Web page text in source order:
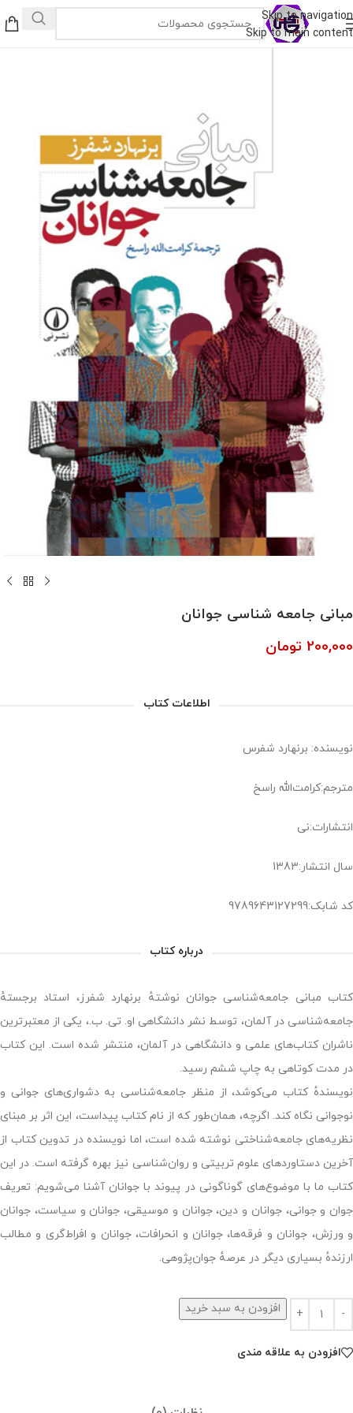
Skip to navigation
Skip to main content
مبانی جامعه شناسی جوانان
200,000 تومان
اطلاعات کتاب
نویسنده: برنهارد شفرس
مترجم:کرامت‌الله راسخ
انتشارات:نی
سال انتشار:1383
کد شابک:9789643127299
درباره کتاب
کتاب مبانی جامعه‌شناسی جوانان نوشتهٔ برنهارد شفرز، استاد برجستهٔ
جامعه‌شناسی در آلمان، توسط نشر دانشگاهی او. تی. ب.، یکی از معتبرترین
ناشران کتاب‌های علمی و دانشگاهی در آلمان، منتشر شده است. این کتاب
در مدت کوتاهی به چاپ ششم رسید.
نویسندهٔ کتاب می‌کوشد، از منظر جامعه‌شناسی به دشواری‌های جوانی و
نوجوانی نگاه کند. اگرچه، همان‌طور که از نام کتاب پیداست، این اثر بر مبنای
نظریه‌های جامعه‌شناختی نوشته شده است، اما نویسنده در تدوین کتاب از
آخرین دستاوردهای علوم تربیتی و روان‌شناسی نیز بهره گرفته است. در این
کتاب ما با موضوع‌های گوناگونی در پیوند با جوانان آشنا می‌شویم: تعریف
جوان و جوانی، جوانان و دین، جوانان و موسیقی، جوانان و سیاست، جوانان
و ورزش، جوانان و فرقه‌ها، جوانان و انحرافات، جوانان و افراط‌گری و مطالب
ارزندهٔ بسیاری دیگر در عرصهٔ جوان‌پژوهی.
افزودن به سبد خرید
افزودن به علاقه مندی